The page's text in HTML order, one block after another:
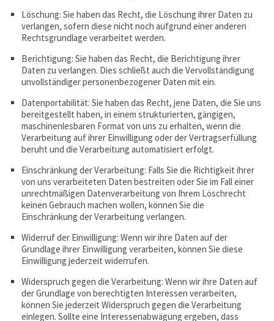
Löschung: Sie haben das Recht, die Löschung ihrer Daten zu
verlangen, sofern diese nicht noch aufgrund einer anderen
Rechtsgrundlage verarbeitet werden.
Berichtigung: Sie haben das Recht, die Berichtigung ihrer
Daten zu verlangen. Dies schließt auch die Vervollständigung
unvollständiger personenbezogener Daten mit ein.
Datenportabilität: Sie haben das Recht, jene Daten, die Sie uns
bereitgestellt haben, in einem strukturierten, gängigen,
maschinenlesbaren Format von uns zu erhalten, wenn die
Verarbeitung auf ihrer Einwilligung oder der Vertragserfüllung
beruht und die Verarbeitung automatisiert erfolgt.
Einschränkung der Verarbeitung: Falls Sie die Richtigkeit ihrer
von uns verarbeiteten Daten bestreiten oder Sie im Fall einer
unrechtmäßigen Datenverarbeitung von Ihrem Löschrecht
keinen Gebrauch machen wollen, können Sie die
Einschränkung der Verarbeitung verlangen.
Widerruf der Einwilligung: Wenn wir ihre Daten auf der
Grundlage ihrer Einwilligung verarbeiten, können Sie diese
Einwilligung jederzeit widerrufen.
Widerspruch gegen die Verarbeitung: Wenn wir ihre Daten auf
der Grundlage von berechtigten Interessen verarbeiten,
können Sie jederzeit Widerspruch gegen die Verarbeitung
einlegen. Sollte eine Interessenabwägung ergeben, dass